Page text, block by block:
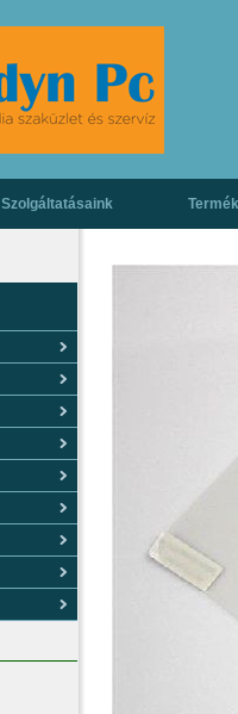
Szolgáltatásaink